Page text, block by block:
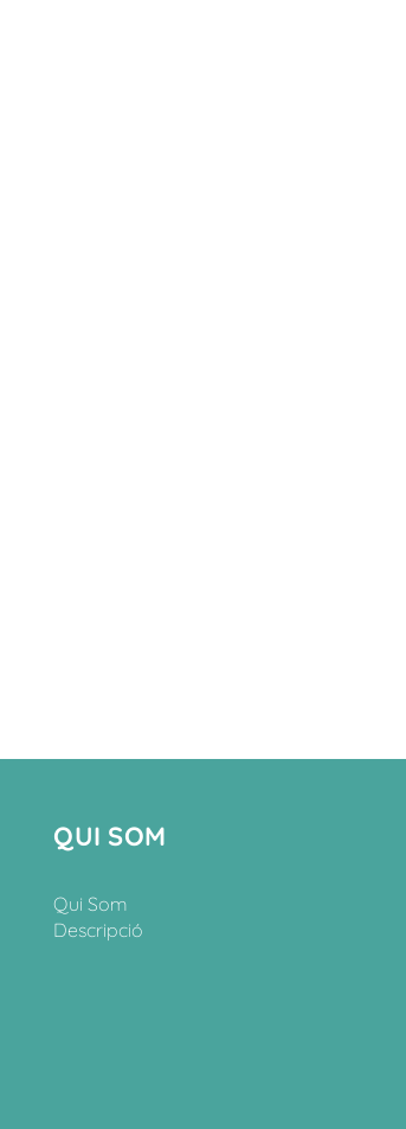
QUI SOM
Qui Som
Descripció